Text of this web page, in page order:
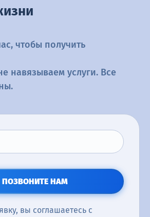
чтобы получить
навязываем услуги. Все
ПОЗВОНИТЕ НАМ
вы соглашаетесь с